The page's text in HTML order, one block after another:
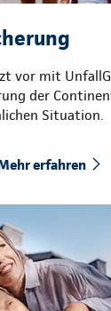
vor mit
der
Situation.
erfahren